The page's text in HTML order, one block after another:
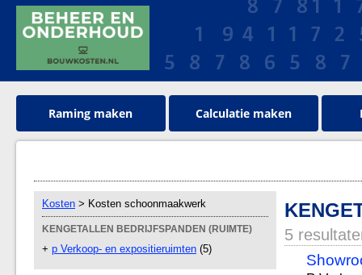
Raming maken Calculatie maken
Kosten > Kosten schoonmaakwerk
KENGETALLEN BEDRIJFSPANDEN (RUIMTE)
+ p Verkoop- en expositieruimten (5)
5